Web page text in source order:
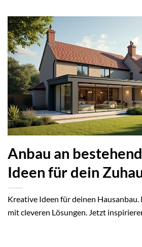
Anbau an
Ideen für dein
Kreative Ideen für deinen Hausanbau.
mit cleveren Lösungen. Jetzt